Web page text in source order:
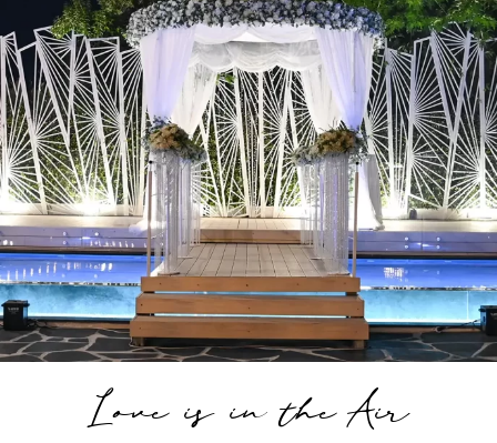
Love is in the Air